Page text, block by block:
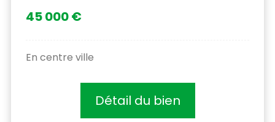
45 000 €
En centre ville
Détail du bien